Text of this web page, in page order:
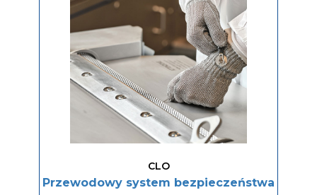
CLO
Przewodowy system bezpieczeństwa